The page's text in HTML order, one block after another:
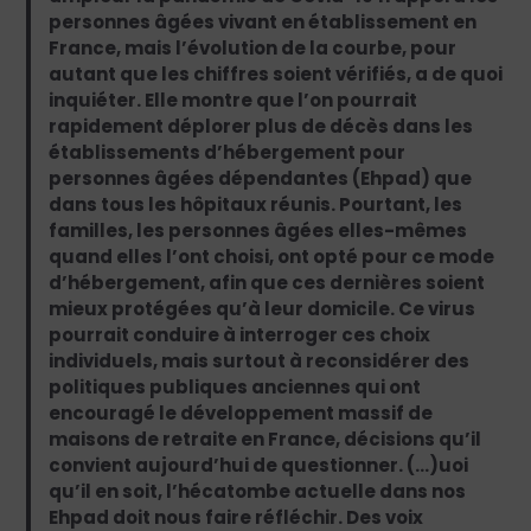
personnes âgées vivant en établissement en
France, mais l’évolution de la courbe, pour
autant que les chiffres soient vérifiés, a de quoi
inquiéter. Elle montre que l’on pourrait
rapidement déplorer plus de décès dans les
établissements d’hébergement pour
personnes âgées dépendantes (Ehpad) que
dans tous les hôpitaux réunis. Pourtant, les
familles, les personnes âgées elles-mêmes
quand elles l’ont choisi, ont opté pour ce mode
d’hébergement, afin que ces dernières soient
mieux protégées qu’à leur domicile. Ce virus
pourrait conduire à interroger ces choix
individuels, mais surtout à reconsidérer des
politiques publiques anciennes qui ont
encouragé le développement massif de
maisons de retraite en France, décisions qu’il
convient aujourd’hui de questionner. (…)uoi
qu’il en soit, l’hécatombe actuelle dans nos
Ehpad doit nous faire réfléchir. Des voix